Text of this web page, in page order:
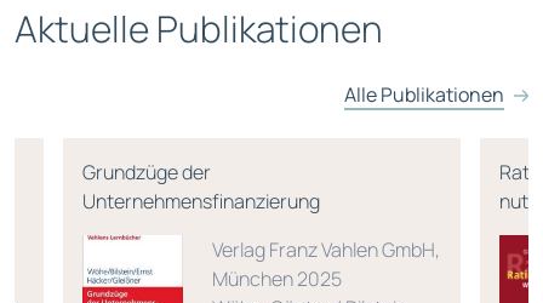
Aktuelle Publikationen
Alle Publikationen
Grundzüge der
Unternehmensfinanzierung
Verlag Franz Vahlen GmbH,
München 2025